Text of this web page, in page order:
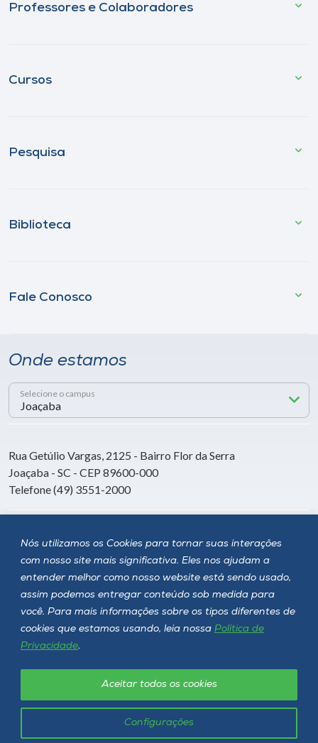
Nós utilizamos os Cookies para tornar suas interações
com nosso site mais significativa. Eles nos ajudam a
entender melhor como nosso website está sendo usado,
assim podemos entregar conteúdo sob medida para
você. Para mais informações sobre os tipos diferentes de
cookies que estamos usando, leia nossa Política de
Privacidade.
Configurações
Aceitar todos os cookies
Professores e Colaboradores
Cursos
Pesquisa
Biblioteca
Fale Conosco
Onde estamos
Selecione o campus
Rua Getúlio Vargas, 2125 - Bairro Flor da Serra
Joaçaba - SC - CEP 89600-000
Telefone (49) 3551-2000
Siga a Unoesc
Unoesc © 2026 - Todos os direitos reservados
Política de privacidade LGPD